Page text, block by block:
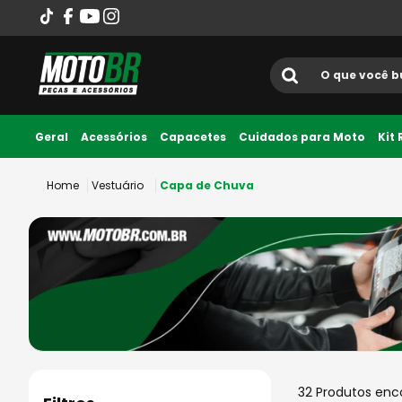
O que você busca?
Termos
1º ls2
3º capacete
4º fw3
5º capacete ls2
6º jaqueta
bau
Geral Acessórios Capacetes Cuidados para Moto Kit
Vestuário Capa de Chuva
32 Produtos